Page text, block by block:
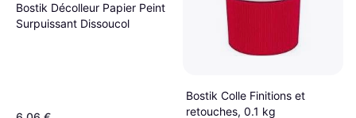
Bostik Décolleur Papier Peint
Surpuissant Dissoucol
Bostik Colle Finitions et
retouches, 0.1 kg